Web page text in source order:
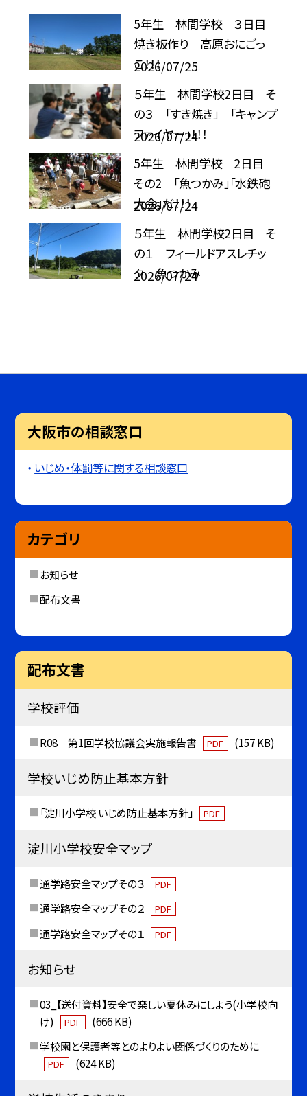
5年生 林間学校 ３日目
焼き板作り 高原おにごっ
こ！！！
2026/07/25
５年生 林間学校2日目 そ
の３ 「すき焼き」 「キャンプ
ファイヤー」！！！
2026/07/24
5年生 林間学校 2日目
その2 「魚つかみ」「水鉄砲
大会」だ！！！
2026/07/24
５年生 林間学校2日目 そ
の１ フィールドアスレチッ
ク 魚つかみ
2026/07/24
大阪市の相談窓口
いじめ・体罰等に関する相談窓口
カテゴリ
お知らせ
配布文書
配布文書
学校評価
R08 第1回学校協議会実施報告書 PDF (157 KB)
学校いじめ防止基本方針
「淀川小学校 いじめ防止基本方針」 PDF
淀川小学校安全マップ
通学路安全マップその３ PDF
通学路安全マップその２ PDF
通学路安全マップその１ PDF
お知らせ
03_【送付資料】安全で楽しい夏休みにしよう(小学校向
け)
PDF
(666 KB)
学校園と保護者等とのよりよい関係づくりのために
PDF (624 KB)